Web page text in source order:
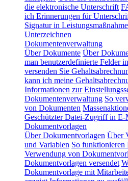
die elektronische Unterschrift
ich Erinnerungen für
Signatur in
Unterzeichnen
Dokumentenverwaltung
Über Dokumente Über
man benutzerdefinierte Felder
versenden Sie
kann ich meine
Informationen zur
Dokumentenverwaltung So
von Dokumenten
Geschützter Datei-Zugriff in
Dokumentvorlagen
Über Dokumentvorlagen Über
und Variablen So funktionieren
Verwendung von
Dokumentvorlagen versendet
Dokumentvorlage mit